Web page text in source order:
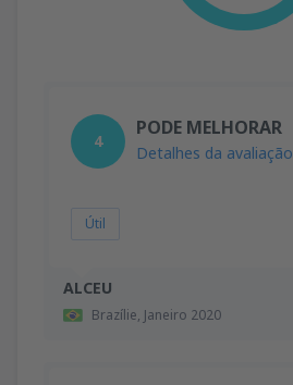
ALCEU
Brazílie, Janeiro 2020
4
PODE MELHORAR
Detalhes da avaliação
Útil